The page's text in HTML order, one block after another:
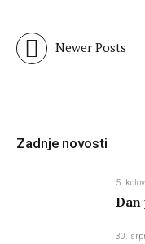
Newer Posts
Zadnje novosti
5.
Dan
30.